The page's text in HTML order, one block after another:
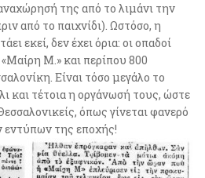
της από το λιμάνι την
από το παιχνίδι). Ωστόσο, η
εκεί, δεν έχει όρια: οι οπαδοί
Μ.» και περίπου 800
Είναι τόσο μεγάλο το
και τέτοια η οργάνωσή τους, ώστε
όπως γίνεται φανερό
της εποχής!